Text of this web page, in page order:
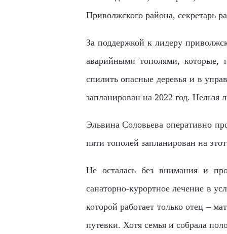
Приволжского района, секретарь
За поддержкой к лидеру
аварийными тополями, которые,
спилить опасные деревья и в
запланирован на 2022 год. Нельзя
Эльвина Соловьева оперативно
пяти тополей запланирован на
Не осталась без внимания и
санаторно-курортное лечение в
которой работает только отец –
путевки. Хотя семья и собрала